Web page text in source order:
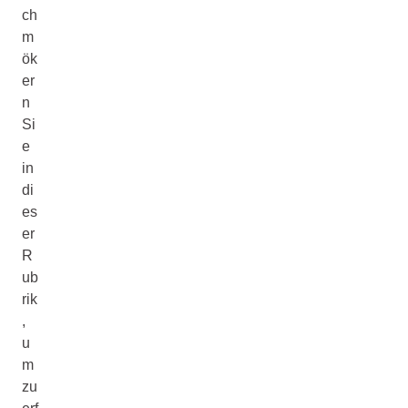
ch
m
ök
er
n
Si
e
in
di
es
er
R
ub
rik
,
u
m
zu